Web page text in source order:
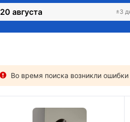
20 августа ±3
Во время поиска возникли ошибки